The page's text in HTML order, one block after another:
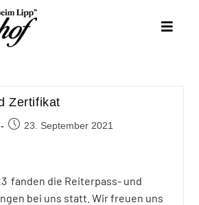
Zertifikat
23. September 2021
fanden die Reiterpass- und
bei uns statt. Wir freuen uns